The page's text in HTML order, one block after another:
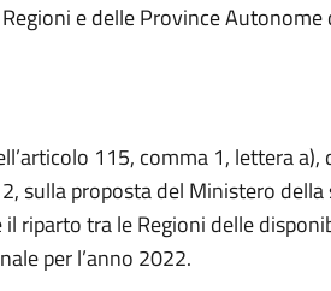
e delle Province Autonome
115, comma 1, lettera a),
sulla proposta del Ministero della
riparto tra le Regioni delle
per l’anno 2022.